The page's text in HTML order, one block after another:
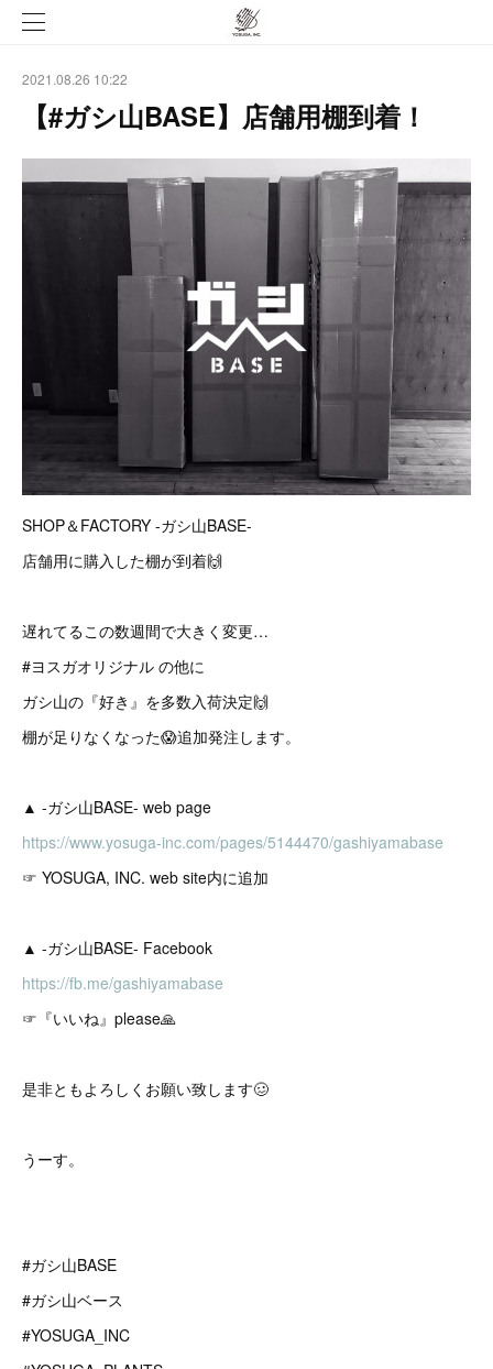
2021.08.26 10:22
【#ガシ山BASE】店舗用棚到着！
SHOP＆FACTORY -ガシ山BASE-
店舗用に購入した棚が到着🙌
遅れてるこの数週間で大きく変更…
#ヨスガオリジナル の他に
ガシ山の『好き』を多数入荷決定🙌
棚が足りなくなった😱追加発注します。
▲ -ガシ山BASE- web page
https://www.yosuga-inc.com/pages/5144470/gashiyamabase
☞ YOSUGA, INC. web site内に追加
▲ -ガシ山BASE- Facebook
https://fb.me/gashiyamabase
☞『いいね』please🙏
是非ともよろしくお願い致します🥴
うーす。
#ガシ山BASE
#ガシ山ベース
#YOSUGA_INC